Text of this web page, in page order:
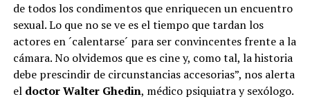
de todos los condimentos que enriquecen un encuentro
sexual. Lo que no se ve es el tiempo que tardan los
actores en ´calentarse´ para ser convincentes frente a la
cámara. No olvidemos que es cine y, como tal, la historia
debe prescindir de circunstancias accesorias”, nos alerta
el doctor Walter Ghedin, médico psiquiatra y sexólogo.